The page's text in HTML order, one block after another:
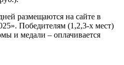
размещаются на сайте в
Победителям (1,2,3-х мест)
и медали – оплачивается